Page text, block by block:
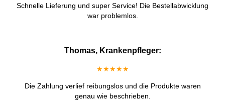
Schnelle Lieferung und super Service! Die Bestellabwicklung
war problemlos.
Thomas, Krankenpfleger:
★★★★★
Die Zahlung verlief reibungslos und die Produkte waren
genau wie beschrieben.